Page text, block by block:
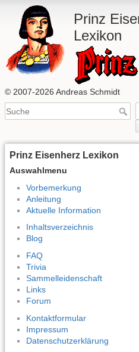
Prinz
Lexikon
© 2007-2026 Andreas Schmidt
Prinz Eisenherz Lexikon
Auswahlmenu
Vorbemerkung
Anleitung
Aktuelle Information
Inhaltsverzeichnis
Blog
FAQ
Trivia
Sammelleidenschaft
Links
Forum
Kontaktformular
Impressum
Datenschutzerklärung